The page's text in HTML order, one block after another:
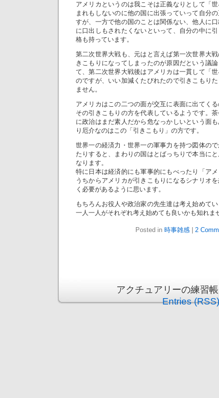
アメリカというのは我こそは正義なりとして「
まれもしないのに他の国に出張っていって自分
すが、一方で他の国のことは関係ない、他人に
に口出しもされたくないといって、自分の中に
格も持っています。
第二次世界大戦も、元はと言えば第一次世界大
きこもりになってしまったのが原因だという議
て、第二次世界大戦後はアメリカは一貫して「
のですが、いい加減くたびれたので引きこもり
ません。
アメリカはこの二つの面が交互に表面に出てく
その引きこもりの方を代表しているようです。
に政治はまだ素人だから危なっかしいという面
り厄介なのはこの「引きこもり」の方です。
世界一の経済力・世界一の軍事力を持つ図体の
たりすると、まわりの国はとばっちりで本当に
なります。
特に日本は経済的にも軍事的にもべったり「ア
うちからアメリカが引きこもりになるシナリオ
く必要があるように思います。
もちろんお役人や政治家の先生達は考え始めて
一人一人がそれぞれ考え始めても良いかも知れま
Posted in 時事雑感| 2
アクチュアリーの練習
Entries (RSS)